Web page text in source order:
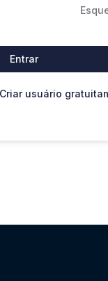
Entrar
Criar usuário